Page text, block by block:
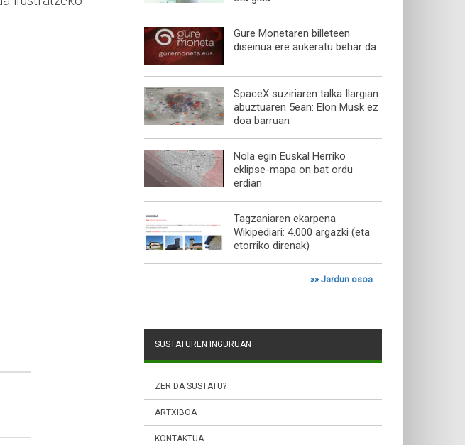
Gure Monetaren billeteen
diseinua ere aukeratu behar da
SpaceX suziriaren talka Ilargian
abuztuaren 5ean: Elon Musk ez
doa barruan
Nola egin Euskal Herriko
eklipse-mapa on bat ordu
erdian
Tagzaniaren ekarpena
Wikipediari: 4.000 argazki (eta
etorriko direnak)
»»Jardun osoa
SUSTATUREN INGURUAN
ZER DA SUSTATU?
ARTXIBOA
KONTAKTUA